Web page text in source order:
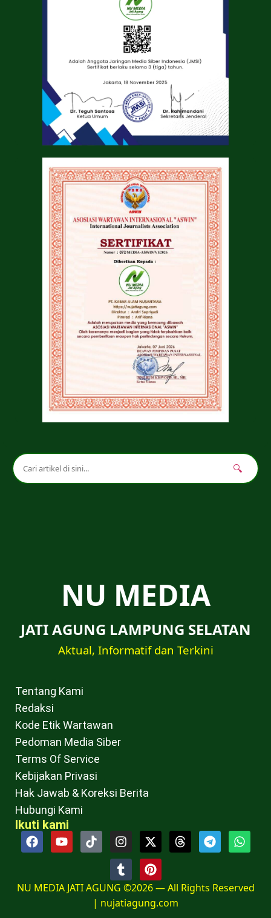
🔍
NU MEDIA
JATI AGUNG LAMPUNG SELATAN
Aktual, Informatif dan Terkini
Tentang Kami
Redaksi
Kode Etik Wartawan
Pedoman Media Siber
Terms Of Service
Kebijakan Privasi
Hak Jawab & Koreksi Berita
Hubungi Kami
Ikuti kami
NU MEDIA JATI AGUNG ©2026 — All Rights Reserved
| nujatiagung.com